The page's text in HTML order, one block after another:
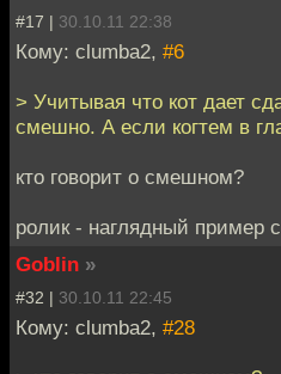
#17 | 30.10.11 22:38
Кому: clumba2, #6
> Учитывая что кот дает
смешно. А если когтем в
кто говорит о смешном?
ролик - наглядный пример
Goblin »
#32 | 30.10.11 22:45
Кому: clumba2, #28